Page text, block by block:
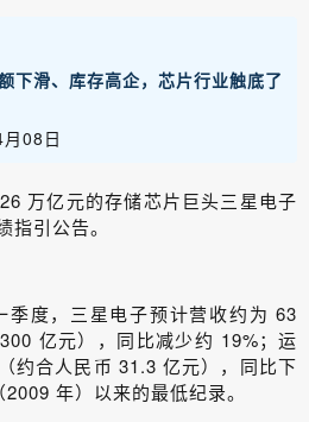
下滑、库存高企，芯片行业触底了
08日
万亿元的存储芯片巨头三星电子
引公告。
季度，三星电子预计营收约为 63
亿元），同比减少约 19%；运
约合人民币 31.3 亿元），同比下
年）以来的最低纪录。